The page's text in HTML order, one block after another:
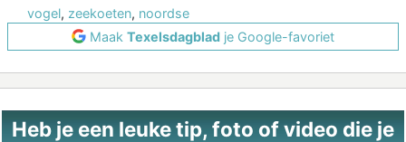
vogel, zeekoeten, noordse
Maak Texelsdagblad je Google-favoriet
Heb je een leuke tip, foto of video die je